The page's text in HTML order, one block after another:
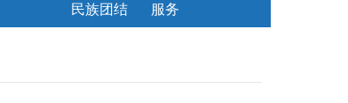
民族团结
服务